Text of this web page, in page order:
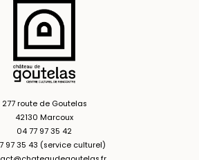
277 route de Goutelas
42130 Marcoux
04 77 97 35 42
97 35 43 (service culturel)